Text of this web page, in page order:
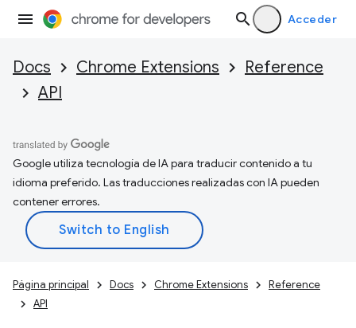
Acceder
Docs Chrome Extensions
Reference
API
Google utiliza tecnología de IA para traducir contenido a tu
idioma preferido. Las traducciones realizadas con IA pueden
contener errores.
Página principal Docs Chrome Extensions
Reference
API